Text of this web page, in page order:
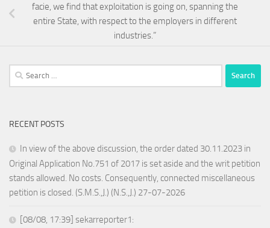
facie, we find that exploitation is going on, spanning the
entire State, with respect to the employers in different
industries.”
Search
for:
RECENT POSTS
In view of the above discussion, the order dated 30.11.2023 in
Original Application No.751 of 2017 is set aside and the writ petition
stands allowed. No costs. Consequently, connected miscellaneous
petition is closed. (S.M.S.,J.) (N.S.,J.) 27-07-2026
[08/08, 17:39] sekarreporter1: